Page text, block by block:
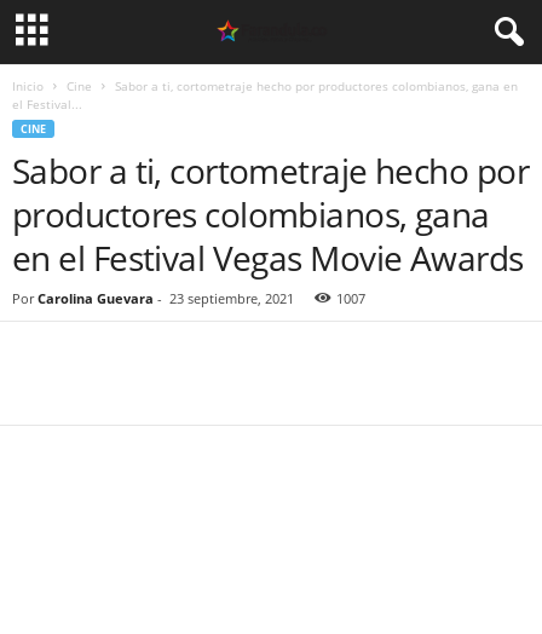
Inicio Cine
Sabor a ti, cortometraje hecho por productores colombianos, gana en
el Festival...
CINE
Sabor a ti, cortometraje hecho por
productores colombianos, gana
en el Festival Vegas Movie Awards
Por Carolina Guevara - 23 septiembre, 2021 1007